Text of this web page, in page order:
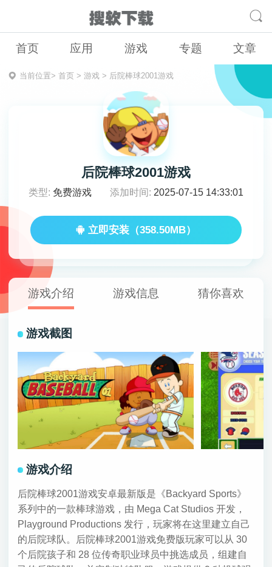
首页 应用 游戏 专题 文章
当前位置> 首页> 游戏> 后院棒球2001游戏
后院棒球2001游戏
类型: 免费游戏 添加时间: 2025-07-15 14:33:01
立即安装（358.50MB）
游戏介绍 游戏信息 猜你喜欢
游戏截图
游戏介绍
后院棒球2001游戏安卓最新版是《Backyard Sports》
系列中的一款棒球游戏，由 Mega Cat Studios 开发，
Playground Productions 发行，玩家将在这里建立自己
的后院球队。后院棒球2001游戏免费版玩家可以从 30
个后院孩子和 28 位传奇职业球员中挑选成员，组建自